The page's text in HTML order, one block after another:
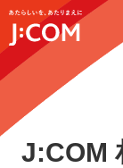
J:COM